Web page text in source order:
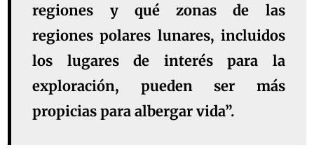
regiones y qué zonas de las
regiones polares lunares, incluidos
los lugares de interés para la
exploración, pueden ser más
propicias para albergar vida”.